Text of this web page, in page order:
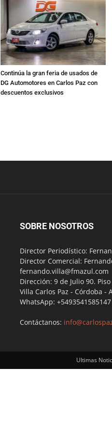
Continúa la gran feria de usados de
DG Automotores en Carlos Paz con
descuentos exclusivos
SOBRE NOSOTROS
Director Periodístico:
Director Comercial:
fernando.villa@fmazul.com
Dirección: 9 de Julio 90.
Villa Carlos Paz - Córdoba -
WhatsApp: +5493541585147
Contáctanos:
Ultimas